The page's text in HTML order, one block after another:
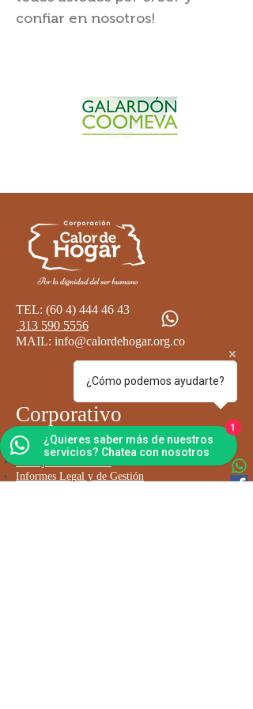
confiar en nosotros!
TEL: (60 4) 444 46 43
313 590 5556
MAIL: info@calordehogar.org.co
Corporativo
Go bierno Corporativo
Trabaja con Nosotros
Informes Legal y de Gestión
¿Cómo podemos ayudarte?
¿Quieres saber más de nuestros
servicios? Chatea con nosotros
1